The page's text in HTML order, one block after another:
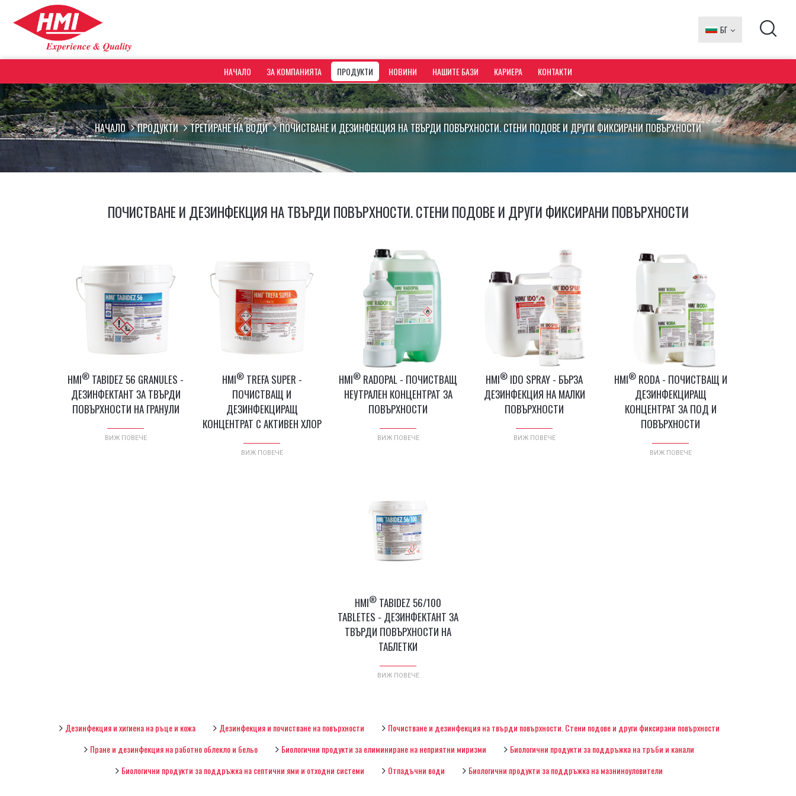
БГ
НАЧАЛО ЗА КОМПАНИЯТА ПРОДУКТИ НОВИНИ НАШИТЕ БАЗИ КАРИЕРА КОНТАКТИ
НАЧАЛО ПРОДУКТИ ТРЕТИРАНЕ НА ВОДИ ПОЧИСТВАНЕ И ДЕЗИНФЕКЦИЯ НА ТВЪРДИ ПОВЪРХНОСТИ. СТЕНИ ПОДОВЕ И ДРУГИ ФИКСИРАНИ ПОВЪРХНОСТИ
ПОЧИСТВАНЕ И ДЕЗИНФЕКЦИЯ НА ТВЪРДИ ПОВЪРХНОСТИ. СТЕНИ ПОДОВЕ И ДРУГИ ФИКСИРАНИ ПОВЪРХНОСТИ
HMI® TABIDEZ 56 GRANULES -
ДЕЗИНФЕКТАНТ ЗА ТВЪРДИ
ПОВЪРХНОСТИ НА ГРАНУЛИ
ВИЖ ПОВЕЧЕ
HMI®TREFA SUPER -
ПОЧИСТВАЩ И
ДЕЗИНФЕКЦИРАЩ
КОНЦЕНТРАТ С АКТИВЕН ХЛОР
ВИЖ ПОВЕЧЕ
HMI® RADOPAL - ПОЧИСТВАЩ
НЕУТРАЛЕН КОНЦЕНТРАТ ЗА
ПОВЪРХНОСТИ
ВИЖ ПОВЕЧЕ
HMI® IDO SPRAY - БЪРЗА
ДЕЗИНФЕКЦИЯ НА МАЛКИ
ПОВЪРХНОСТИ
ВИЖ ПОВЕЧЕ
HMI®RODA - ПОЧИСТВАЩ И
ДЕЗИНФЕКЦИРАЩ
КОНЦЕНТРАТ ЗА ПОД И
ПОВЪРХНОСТИ
ВИЖ ПОВЕЧЕ
HMI® TABIDEZ 56/100
TABLETES - ДЕЗИНФЕКТАНТ ЗА
ТВЪРДИ ПОВЪРХНОСТИ НА
ТАБЛЕТКИ
ВИЖ ПОВЕЧЕ
Дезинфекция и хигиена на ръце и кожа Дезинфекция и почистване на повърхности
Почистване и дезинфекция на твърди повърхности. Стени подове и други фиксирани повърхности
Пране и дезинфекция на работно облекло и бельо
Биологични продукти за елиминиране на неприятни миризми
Биологични продукти за поддръжка на тръби и канали
Биологични продукти за поддръжка на септични ями и отходни системи
Отпадъчни води Биологични продукти за поддръжка на мазниноуловители